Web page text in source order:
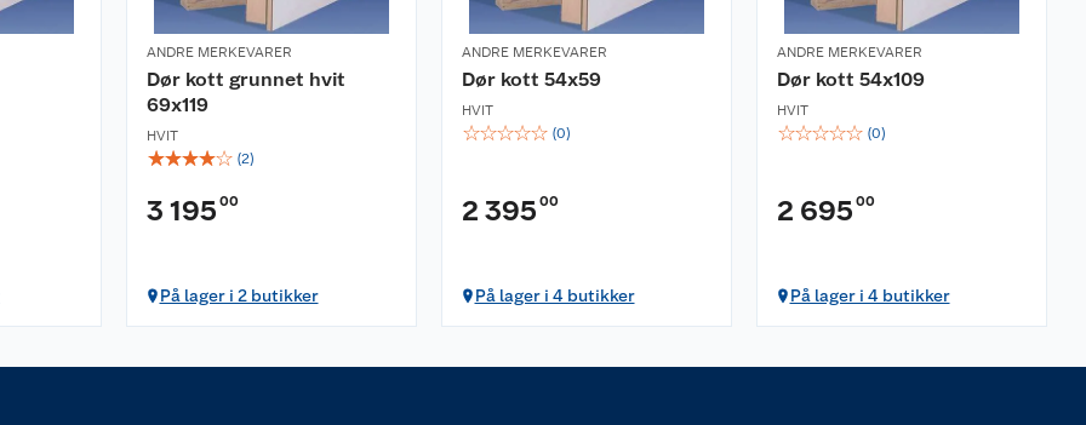
ANDRE MERKEVARER
Dør kott grunnet hvit
69x119
HVIT
☆☆☆☆☆ (2)
3 195 00
På lager i 2 butikker
ANDRE MERKEVARER
Dør kott 54x59
HVIT
☆☆☆☆☆ (0)
2 395 00
På lager i 4 butikker
ANDRE MERKEVARER
Dør kott 54x109
HVIT
☆☆☆☆☆ (0)
2 695 00
På lager i 4 butikker